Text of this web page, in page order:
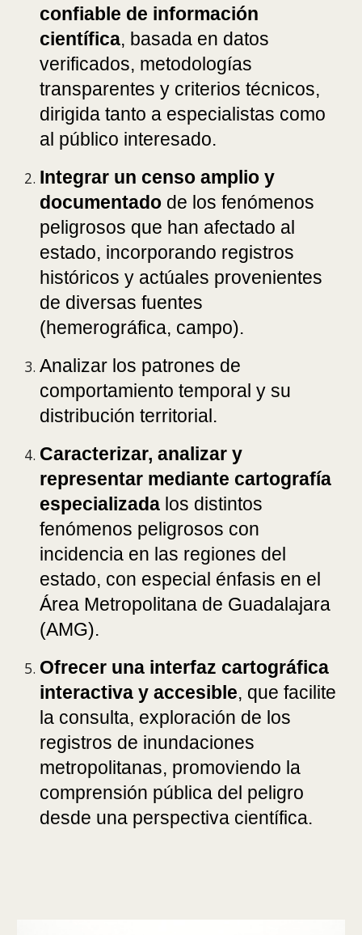
confiable de información
científica, basada en datos
verificados, metodologías
transparentes y criterios técnicos,
dirigida tanto a especialistas como
al público interesado.
Integrar un censo amplio y
documentado de los fenómenos
peligrosos que han afectado al
estado, incorporando registros
históricos y actúales provenientes
de diversas fuentes
(hemerográfica, campo).
Analizar los patrones de
comportamiento temporal y su
distribución territorial.
Caracterizar, analizar y
representar mediante cartografía
especializada los distintos
fenómenos peligrosos con
incidencia en las regiones del
estado, con especial énfasis en el
Área Metropolitana de Guadalajara
(AMG).
Ofrecer una interfaz cartográfica
interactiva y accesible, que facilite
la consulta, exploración de los
registros de inundaciones
metropolitanas, promoviendo la
comprensión pública del peligro
desde una perspectiva científica.